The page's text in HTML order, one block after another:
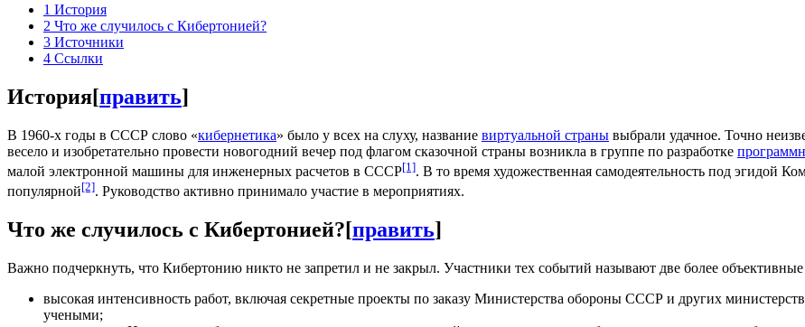
1 История
2 Что же случилось с Кибертонией?
3 Источники
4 Ссылки
История[править]
В 1960-х годы в СССР слово «кибернетика» было у всех на слуху, название виртуальной страны выбрали удачное. Точно
весело и изобретательно провести новогодний вечер под флагом сказочной страны возникла в группе по разработке
малой электронной машины для инженерных расчетов в СCСР[1]. В то время художественная самодеятельность под эгидой
популярной[2]. Руководство активно принимало участие в мероприятиях.
Что же случилось с Кибертонией?[править]
Важно подчеркнуть, что Кибертонию никто не запретил и не закрыл. Участники тех событий называют две более объективные
высокая интенсивность работ, включая секретные проекты по заказу Министерства обороны СССР и других
учеными;